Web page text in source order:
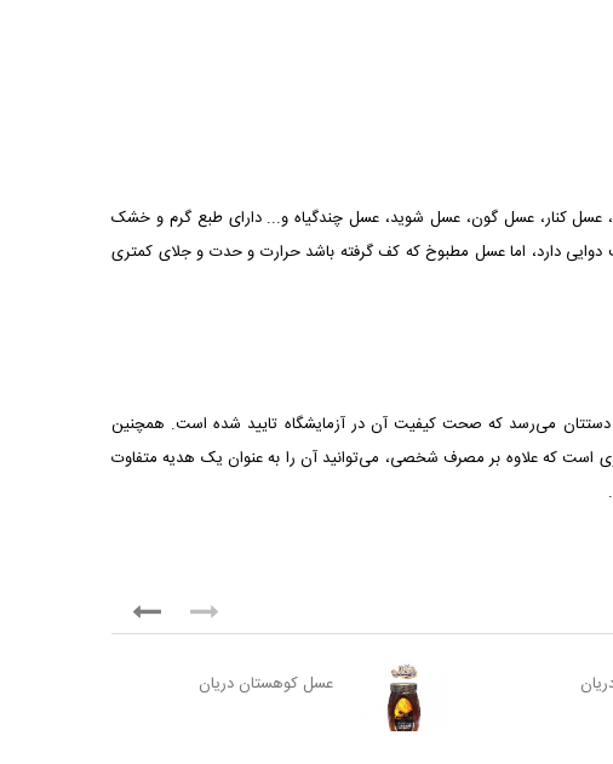
عسل کنار، عسل گون، عسل شوید، عسل چندگیاه و... دارای طبع گرم و خشک
دارد، اما عسل مطبوخ که کف گرفته باشد حرارت و حدت و جلای کمتری
دستتان می‌رسد که صحت کیفیت آن در آزمایشگاه تایید شده است. همچنین
سوژین به نحوی است که علاوه بر مصرف شخصی، می‌توانید آن را به عنوان یک هدیه متفاوت
عسل کوهستان دریان